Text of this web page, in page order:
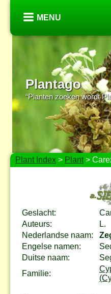
MENU
Plantago
“Planten zoeken wordt
Plant Index > Plant>
Geslacht:
Auteurs:
L.
Nederlandse naam:
Engelse namen:
Duitse naam:
Familie: